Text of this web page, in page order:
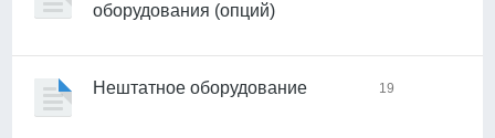
оборудования (опций)
Нештатное оборудование 19